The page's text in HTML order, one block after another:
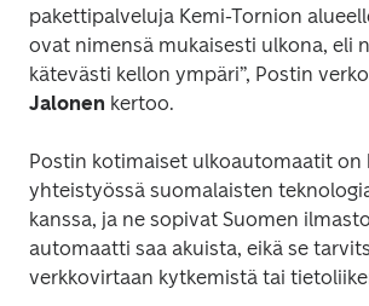
pakettipalveluja Kemi-Tornion
ovat nimensä mukaisesti ulkona, eli
kätevästi kellon ympäri”, Postin
Jalonen kertoo.
Postin kotimaiset ulkoautomaatit on
yhteistyössä suomalaisten
kanssa, ja ne sopivat Suomen
automaatti saa akuista, eikä se
verkkovirtaan kytkemistä tai